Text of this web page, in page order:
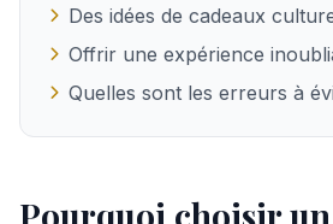
Des idées de cadeaux
Offrir une expérience
Quelles sont les erreurs à
Pourquoi choisir un